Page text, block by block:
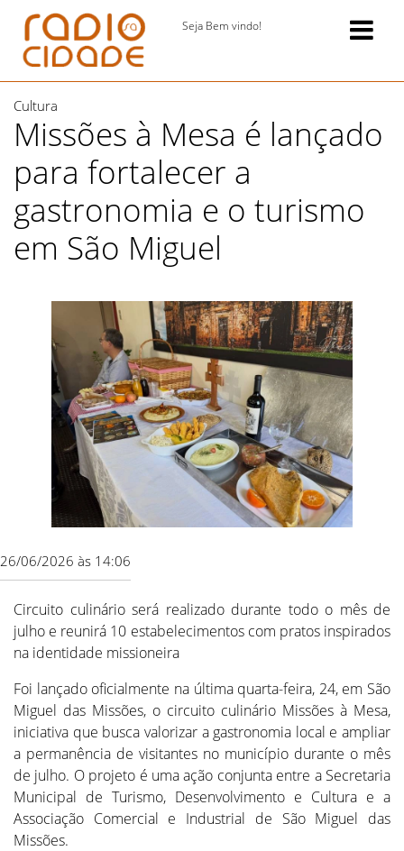
Seja Bem vindo!
Cultura
Missões à Mesa é lançado
para fortalecer a
gastronomia e o turismo
em São Miguel
26/06/2026 às 14:06
Circuito culinário será realizado durante todo o mês de
julho e reunirá 10 estabelecimentos com pratos inspirados
na identidade missioneira
Foi lançado oficialmente na última quarta-feira, 24, em São
Miguel das Missões, o circuito culinário Missões à Mesa,
iniciativa que busca valorizar a gastronomia local e ampliar
a permanência de visitantes no município durante o mês
de julho. O projeto é uma ação conjunta entre a Secretaria
Municipal de Turismo, Desenvolvimento e Cultura e a
Associação Comercial e Industrial de São Miguel das
Missões.